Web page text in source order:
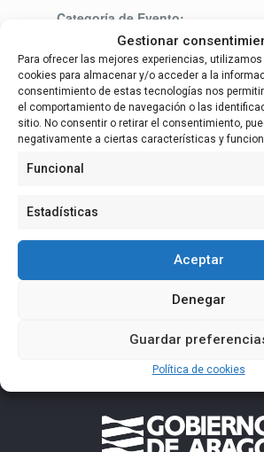
Gestionar
Para ofrecer las mejores experiencias,
cookies para almacenar y/o acceder a la
consentimiento de estas tecnologías nos
el comportamiento de navegación o las
sitio. No consentir o retirar el consentimiento,
negativamente a ciertas características y
Funcional
Estadísticas
Aceptar
Denegar
Guardar
Política de cookies
Categoría de Evento:
LIFE Fortalecimiento de capacidades
Español